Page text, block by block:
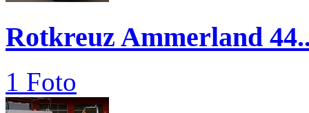
Rotkreuz Ammerland
1 Foto